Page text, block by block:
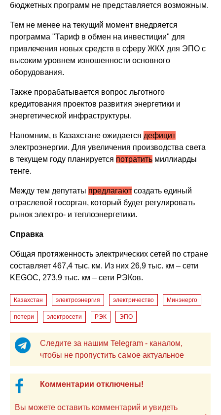
бюджетных программ не представляется возможным.
Тем не менее на текущий момент внедряется
программа "Тариф в обмен на инвестиции" для
привлечения новых средств в сферу ЖКХ для ЭПО с
высоким уровнем изношенности основного
оборудования.
Также прорабатывается вопрос льготного
кредитования проектов развития энергетики и
энергетической инфраструктуры.
Напомним, в Казахстане ожидается дефицит
электроэнергии. Для увеличения производства света
в текущем году планируется потратить миллиарды
тенге.
Между тем депутаты предлагают создать единый
отраслевой госорган, который будет регулировать
рынок электро- и теплоэнергетики.
Справка
Общая протяженность электрических сетей по стране
составляет 467,4 тыс. км. Из них 26,9 тыс. км – сети
KEGOC, 273,9 тыс. км – сети РЭКов.
Казахстан электроэнергия электричество Минэнерго
потери электросети РЭК ЭПО
Следите за нашим Telegram - каналом,
чтобы не пропустить самое актуальное
Комментарии отключены!
Вы можете оставить комментарий и увидеть